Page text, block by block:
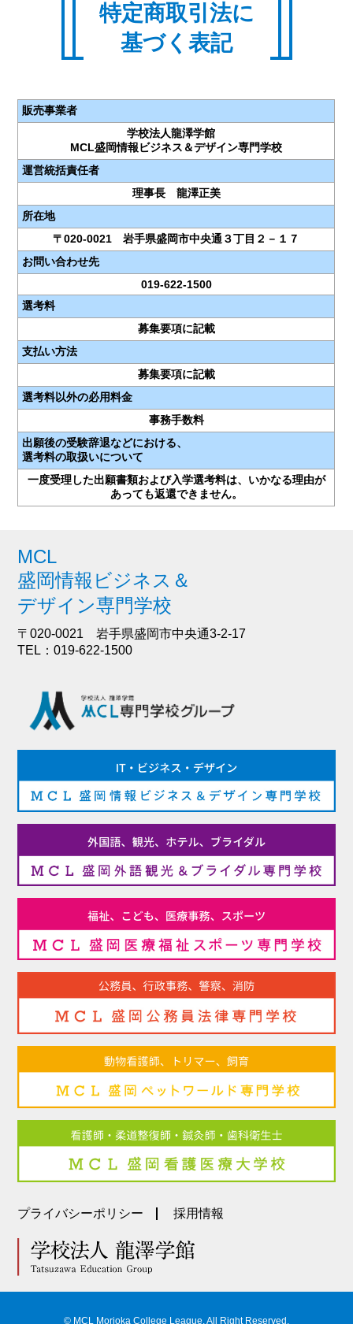
特定商取引法に
基づく表記
販売事業者
学校法人龍澤学館
MCL盛岡情報ビジネス＆デザイン専門学校
運営統括責任者
理事長 龍澤正美
所在地
〒020-0021 岩手県盛岡市中央通３丁目２－１７
お問い合わせ先
019-622-1500
選考料
募集要項に記載
支払い方法
募集要項に記載
選考料以外の必用料金
事務手数料
出願後の受験辞退などにおける、
選考料の取扱いについて
一度受理した出願書類および入学選考料は、いかなる理由が
あっても返還できません。
MCL
盛岡情報ビジネス＆
デザイン専門学校
〒020-0021 岩手県盛岡市中央通3-2-17
TEL：019-622-1500
プライバシーポリシー 採用情報
© MCL Morioka College League, All Right Reserved.